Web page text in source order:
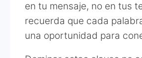
en tu mensaje, no en tus
recuerda que cada
una oportunidad para